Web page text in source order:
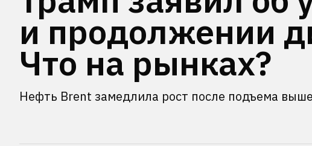
и продолжении
Что на рынках?
Нефть Brent замедлила рост после подъема